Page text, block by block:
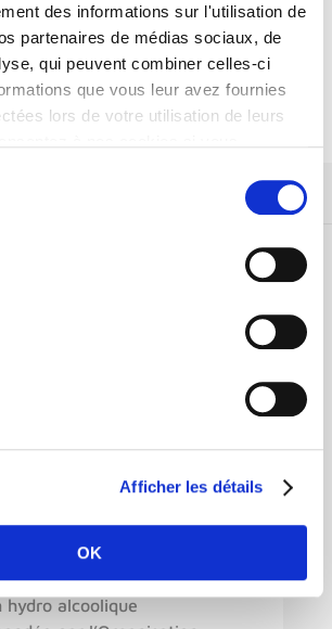
des informations sur l'utilisation de
partenaires de médias sociaux, de
qui peuvent combiner celles-ci
que vous leur avez fournies
lors de votre utilisation de leurs
Afficher les détails
OK
24/7
nous via mail, téléphone ou
sociaux
de 4 Solutions
Essentielles
LIVRAISON
& Assainissant pour les
hydro alcoolique
PROMO